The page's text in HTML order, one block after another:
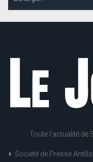
Toute l'actualité de
Société de Presse